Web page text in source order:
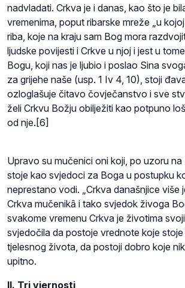
nadvladati. Crkva je i danas, kao što je
vremenima, poput ribarske mreže „u
riba, koje na kraju sam Bog mora
ljudske povijesti i Crkve u njoj i jest u
Bogu, koji nas je ljubio i poslao Sina
za grijehe naše (usp. 1 Iv 4, 10), stoji
ozloglašuje čitavo čovječanstvo i sve
želi Crkvu Božju obilježiti kao potpuno
od nje.[6]
Upravo su mučenici oni koji, po uzoru na
stoje kao svjedoci za Boga u postupku
neprestano vodi. „Crkva današnjice više
Crkva mučenikȃ i tako svjedok živoga
svakome vremenu Crkva je životima
svjedočila da postoje vrednote koje
tjelesnog života, da postoji dobro koje
upitno.
II. Tri vjernosti